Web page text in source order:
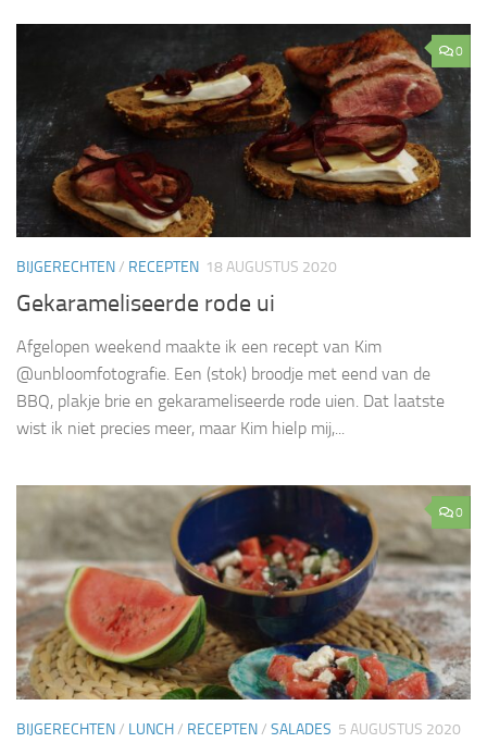
0
BIJGERECHTEN/ RECEPTEN 18 AUGUSTUS 2020
Gekarameliseerde rode ui
Afgelopen weekend maakte ik een recept van Kim
@unbloomfotografie. Een (stok) broodje met eend van de
BBQ, plakje brie en gekarameliseerde rode uien. Dat laatste
wist ik niet precies meer, maar Kim hielp mij,...
0
BIJGERECHTEN/ LUNCH/ RECEPTEN/ SALADES 5 AUGUSTUS 2020